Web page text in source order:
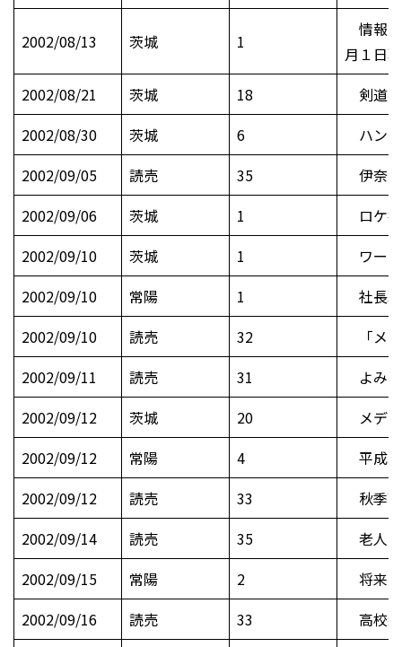
2002/08/13 茨城 1
情報
月１日
2002/08/21
茨城 18
剣道
2002/08/30
茨城 6
ハン
2002/09/05
読売 35
伊奈
2002/09/06
茨城 1
ロケ
2002/09/10
茨城 1
ワー
2002/09/10
常陽 1
社長
2002/09/10
読売 32
「メ
2002/09/11
読売 31
よみ
2002/09/12
茨城 20
メデ
2002/09/12
常陽 4
平成
2002/09/12
読売 33
秋季
2002/09/14
読売 35
老人
2002/09/15
常陽 2
将来
2002/09/16
読売 33
高校